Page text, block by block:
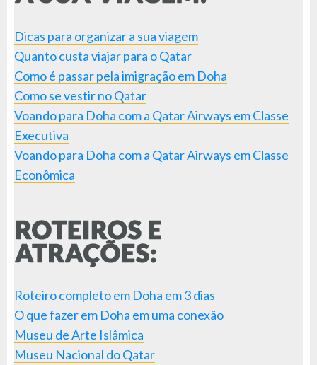
Dicas para organizar a sua viagem
Quanto custa viajar para o Qatar
Como é passar pela imigração em Doha
Como se vestir no Qatar
Voando para Doha com a Qatar Airways em Classe
Executiva
Voando para Doha com a Qatar Airways em Classe
Econômica
Roteiro completo em Doha em 3 dias
O que fazer em Doha em uma conexão
Museu de Arte Islâmica
Museu Nacional do Qatar